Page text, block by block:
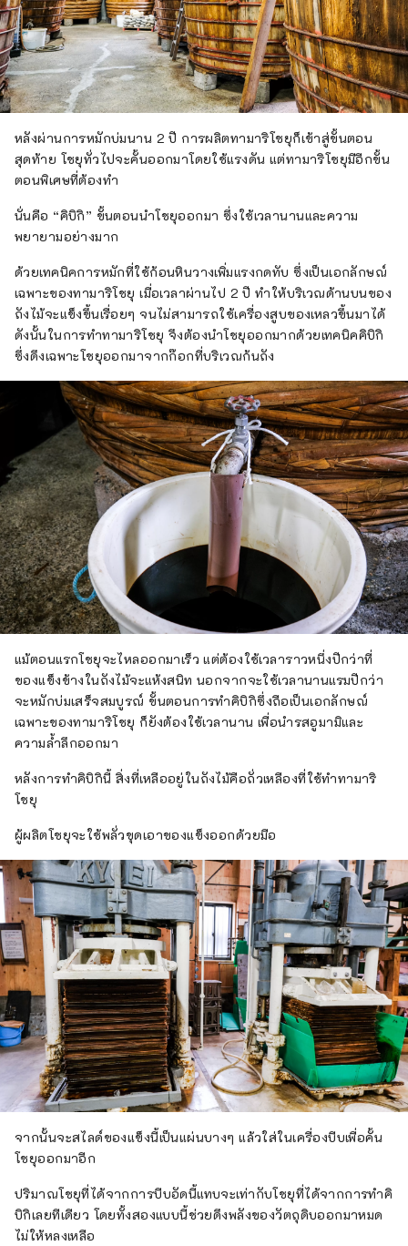
หลังผ่านการหมักบ่มนาน 2 ปี การผลิตทามาริโชยุก็เข้าสู่ขั้นตอน
สุดท้าย โชยุทั่วไปจะคั้นออกมาโดยใช้แรงดัน แต่ทามาริโชยุมีอีกขั้น
ตอนพิเศษที่ต้องทำ
นั่นคือ “คิบิกิ” ขั้นตอนนำโชยุออกมา ซึ่งใช้เวลานานและความ
พยายามอย่างมาก
ด้วยเทคนิคการหมักที่ใช้ก้อนหินวางเพิ่มแรงกดทับ ซึ่งเป็นเอกลักษณ์
เฉพาะของทามาริโชยุ เมื่อเวลาผ่านไป 2 ปี ทำให้บริเวณด้านบนของ
ถังไม้จะแข็งขึ้นเรื่อยๆ จนไม่สามารถใช้เครื่องสูบของเหลวขึ้นมาได้
ดังนั้นในการทำทามาริโชยุ จึงต้องนำโชยุออกมากด้วยเทคนิคคิบิกิ
ซึ่งดึงเฉพาะโชยุออกมาจากก๊อกที่บริเวณก้นถัง
แม้ตอนแรกโชยุจะไหลออกมาเร็ว แต่ต้องใช้เวลาราวหนึ่งปีกว่าที่
ของแข็งข้างในถังไม้จะแห้งสนิท นอกจากจะใช้เวลานานแรมปีกว่า
จะหมักบ่มเสร็จสมบูรณ์ ขั้นตอนการทำคิบิกิซึ่งถือเป็นเอกลักษณ์
เฉพาะของทามาริโชยุ ก็ยังต้องใช้เวลานาน เพื่อนำรสอูมามิและ
ความล้ำลึกออกมา
หลังการทำคิบิกินี้ สิ่งที่เหลืออยู่ในถังไม้คือถั่วเหลืองที่ใช้ทำทามาริ
โชยุ
ผู้ผลิตโชยุจะใช้พลั่วขุดเอาของแข็งออกด้วยมือ
จากนั้นจะสไลด์ของแข็งนี้เป็นแผ่นบางๆ แล้วใส่ในเครื่องบีบเพื่อคั้น
โชยุออกมาอีก
ปริมาณโชยุที่ได้จากการบีบอัดนี้แทบจะเท่ากับโชยุที่ได้จากการทำคิ
บิกิเลยทีเดียว โดยทั้งสองแบบนี้ช่วยดึงพลังของวัตถุดิบออกมาหมด
ไม่ให้หลงเหลือ